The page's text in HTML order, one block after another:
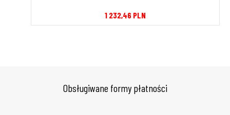
1 232,46 PLN
Obsługiwane formy płatności